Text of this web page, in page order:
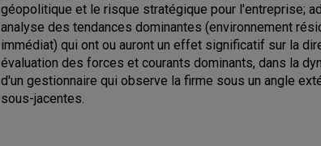
géopolitique et le risque stratégique pour l'entreprise;
analyse des tendances dominantes (environnement
immédiat) qui ont ou auront un effet significatif sur la
évaluation des forces et courants dominants, dans la
d'un gestionnaire qui observe la firme sous un angle
sous-jacentes.